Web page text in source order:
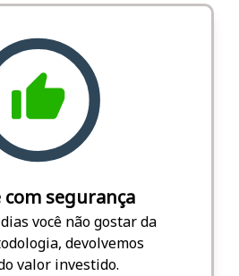
com segurança
você não gostar da
devolvemos
valor investido.